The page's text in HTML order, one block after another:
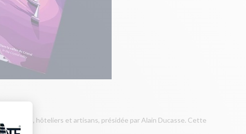
hôteliers et artisans, présidée par Alain Ducasse. Cette